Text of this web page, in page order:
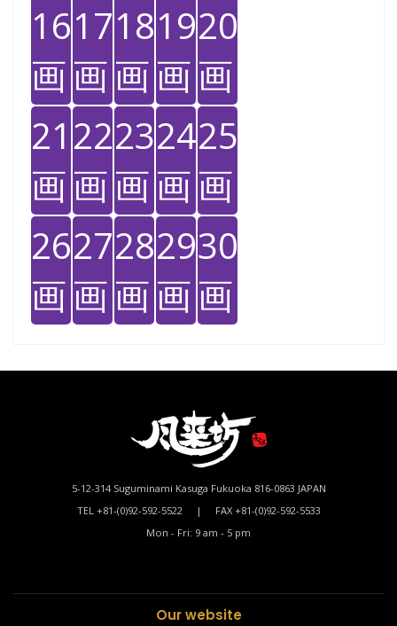
16
画
17
画
18
画
19
画
20
画
21
画
22
画
23
画
24
画
25
画
26
画
27
画
28
画
29
画
30
画
5-12-314 Suguminami Kasuga Fukuoka 816-0863 JAPAN
TEL +81-(0)92-592-5522 | FAX +81-(0)92-592-5533
Mon - Fri: 9 am - 5 pm
Our website